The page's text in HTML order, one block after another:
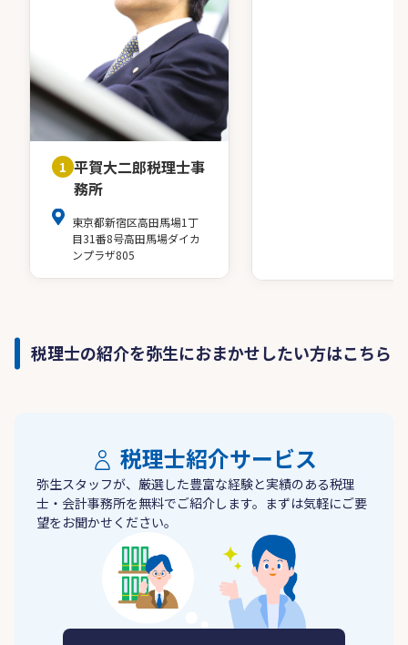
1 平賀大二郎税理士事
務所
東京都新宿区高田馬場1丁
目31番8号高田馬場ダイカ
ンプラザ805
税理士の紹介を弥生におまかせしたい方はこちら
税理士紹介サービス
弥生スタッフが、厳選した豊富な経験と実績のある税理
士・会計事務所を無料でご紹介します。まずは気軽にご要
望をお聞かせください。